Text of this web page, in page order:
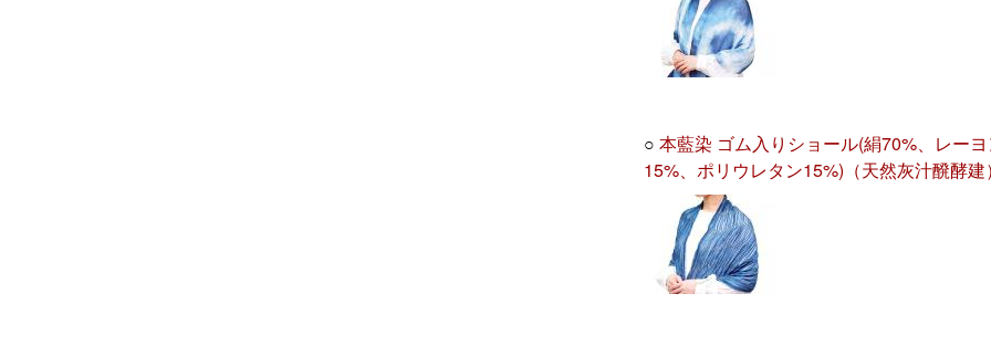
○ 本藍染 ゴム入りショール(絹70%、レー
15%、ポリウレタン15%)（天然灰汁醗酵建）